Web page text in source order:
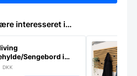
interesseret i…
Sengebord i
eg
DKK